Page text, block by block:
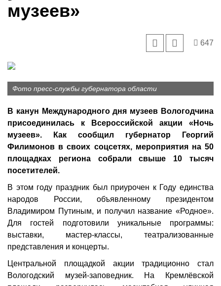
музеев»
647
Фото пресс-службы губернатора области
В канун Международного дня музеев Вологодчина
присоединилась к Всероссийской акции «Ночь
музеев». Как сообщил губернатор Георгий
Филимонов в своих соцсетях, мероприятия на 50
площадках региона собрали свыше 10 тысяч
посетителей.
В этом году праздник был приурочен к Году единства
народов России, объявленному президентом
Владимиром Путиным, и получил название «Родное».
Для гостей подготовили уникальные программы:
выставки, мастер-классы, театрализованные
представления и концерты.
Центральной площадкой акции традиционно стал
Вологодский музей-заповедник. На Кремлёвской